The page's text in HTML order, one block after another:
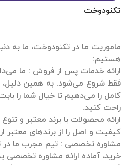
تکنودوخت
ماموریت ما در تکنودوخت، ما به
ارائه خدمات پس از فروش : ما
فقط شروع می‌شود. به همین
کامل را می‌دهیم تا خیال شما را
ارائه محصولات با برند معتبر و
مشاوره تخصصی : تیم مجرب ما در